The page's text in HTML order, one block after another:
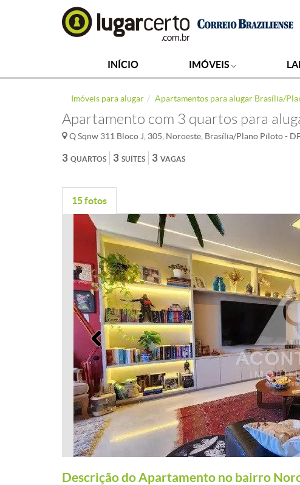
INÍCIO IMÓVEIS
Imóveis para alugar Apartamentos para alugar Brasília/
Apartamento com 3 quartos para
Q Sqnw 311 Bloco J, 305, Noroeste, Brasília/Plano Piloto -
QUARTOS
3 SUÍTES
3 VAGAS
3
15 fotos
Anterior
Descrição do Apartamento no bairro